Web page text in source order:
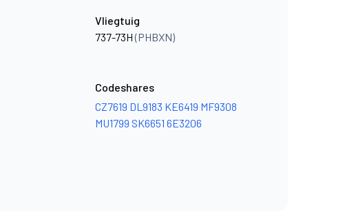
Vliegtuig
737-73H(PHBXN)
Codeshares
CZ7619 DL9183 KE6419 MF9308
MU1799 SK6651 6E3206